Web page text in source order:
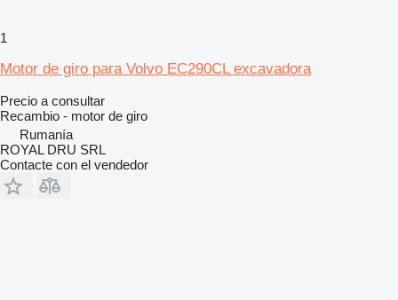
1
Motor de giro para Volvo EC290CL excavadora
Precio a consultar
Recambio - motor de giro
Rumanía
ROYAL DRU SRL
Contacte con el vendedor